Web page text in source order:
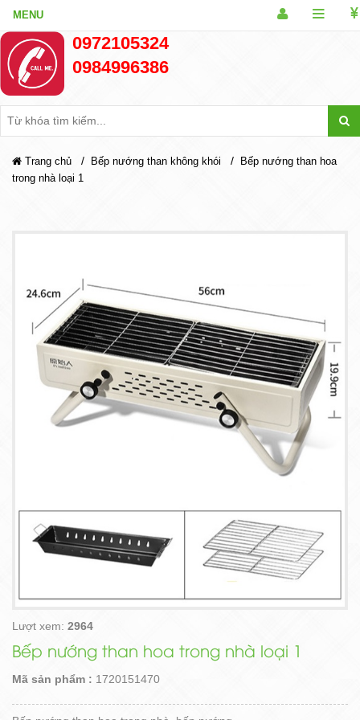
0972105324
0984996386
Trang chủ / Bếp nướng than không khói / Bếp nướng than hoa
trong nhà loại 1
Lượt xem: 2964
Bếp nướng than hoa trong nhà loại 1
Mã sản phẩm : 1720151470